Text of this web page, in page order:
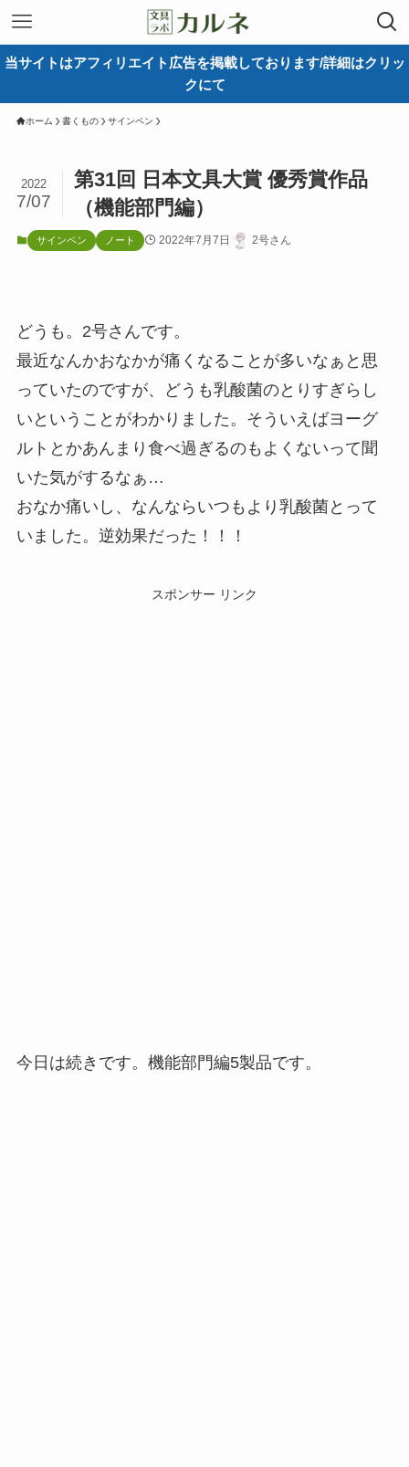
当サイトはアフィリエイト広告を掲載しております/詳細はクリッ
クにて
ホーム 書くもの サインペン
第31回 日本文具大賞 優秀賞作品
（機能部門編）
2022
7/07
サインペン ノート 2022年7月7日 2号さん
どうも。2号さんです。
最近なんかおなかが痛くなることが多いなぁと思
っていたのですが、どうも乳酸菌のとりすぎらし
いということがわかりました。そういえばヨーグ
ルトとかあんまり食べ過ぎるのもよくないって聞
いた気がするなぁ…
おなか痛いし、なんならいつもより乳酸菌とって
いました。逆効果だった！！！
スポンサー リンク
今日は続きです。機能部門編5製品です。